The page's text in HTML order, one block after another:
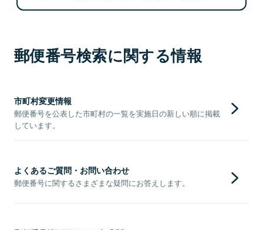
郵便番号検索に関する情報
市町村変更情報
郵便番号を公表した市町村の一覧を実施日の新しい順に掲載
しています。
よくあるご質問・お問い合わせ
郵便番号に関するさまざまな疑問にお答えします。